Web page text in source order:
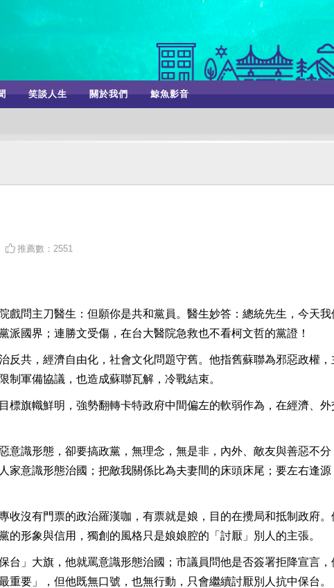
笑談人生 關於我們 鯨魚影音
推薦數：2551
戲問主刀醫生：但願你是共和黨員。醫生妙答：總統先生，今天我
派國界；連勝文受傷，在台大醫院急救也不看柯文哲的黨證！
反共，經濟自由化，社會文化問題守舊。他指舊蘇聯為邪惡政權，
制軍備協議，也造成蘇聯瓦解，冷戰結束。
標旗幟鮮明，強勢翻轉卡特政府中間偏左的軟弱作為，在經濟、外
意識形態，卻要搞政黨，無理念，無是非，內外、敵友與善惡不分
家意識形態治國；把敵我關係比為夫妻間的床頭床尾；要左右逢源
收沒有門票的政治羅漢咖，有票就是娘，目的在攪局和抵制政府
的形象與信用，獨創的風格只是娘娘腔的「討厭」別人的主張。
台」大旗，他就罵意識形態治國；市議員問他是否簽署拒降宣言，
重要」，但他既無口號，也無行動，只會繼續討厭別人抗中保台。